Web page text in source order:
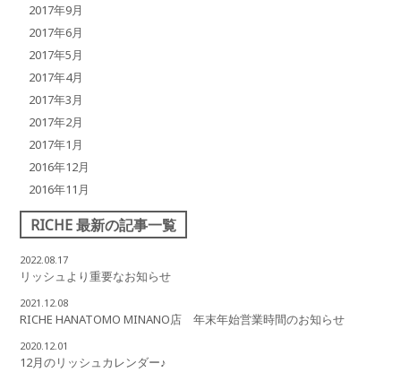
2017年9月
2017年6月
2017年5月
2017年4月
2017年3月
2017年2月
2017年1月
2016年12月
2016年11月
RICHE 最新の記事一覧
2022.08.17
リッシュより重要なお知らせ
2021.12.08
RICHE HANATOMO MINANO店 年末年始営業時間のお知らせ
2020.12.01
12月のリッシュカレンダー♪